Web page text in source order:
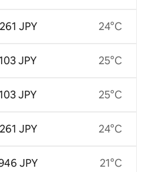
JPY
JPY
JPY
JPY
JPY
24°C
25°C
25°C
24°C
21°C